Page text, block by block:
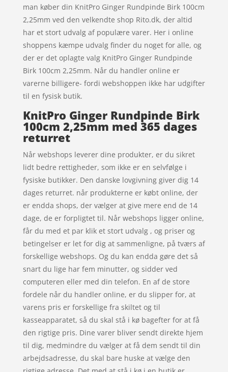
man køber din KnitPro Ginger Rundpinde Birk 100cm
2,25mm ved den velkendte shop Rito.dk, der altid
har et stort udvalg af populære varer. Her i online
shoppens kæmpe udvalg finder du noget for alle, og
der er det oplagte valg KnitPro Ginger Rundpinde
Birk 100cm 2,25mm. Når du handler online er
varerne billigere- fordi webshoppen ikke har udgifter
til en fysisk butik.
KnitPro Ginger Rundpinde Birk
100cm 2,25mm med 365 dages
returret
Når webshops leverer dine produkter, er du sikret
lidt bedre rettigheder, som ikke er en selvfølge i
fysiske butikker. Den danske lovgivning giver dig 14
dages returret. når produkterne er købt online, der
er endda shops, der vælger at give mere end de 14
dage, de er forpligtet til. Når webshops ligger online,
får du med et par klik et stort udvalg , og priser og
betingelser er let for dig at sammenligne, på tværs af
forskellige webshops. Og du kan endda gøre det så
snart du lige har fem minutter, og sidder ved
computeren eller med din telefon. En af de store
fordele når du handler online, er du slipper for, at
varens pris er forskellige fra skiltet og til
kasseapparatet, så du skal stå i kø bagefter for at få
den rigtige pris. Dine varer bliver sendt direkte hjem
til dig, medmindre du vælger at få dem sendt til din
arbejdsadresse, du skal bare huske at vælge den